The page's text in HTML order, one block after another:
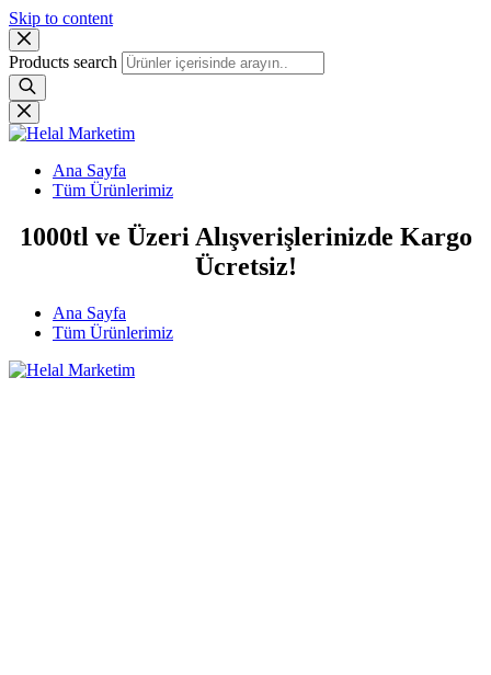
Skip to content
Products search
Ana Sayfa
Tüm Ürünlerimiz
1000tl ve Üzeri Alışverişlerinizde Kargo
Ücretsiz!
Ana Sayfa
Tüm Ürünlerimiz